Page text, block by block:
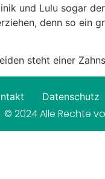
und Lulu sogar
denn so ein
steht einer
Datenschutz
© 2024 Alle Rechte